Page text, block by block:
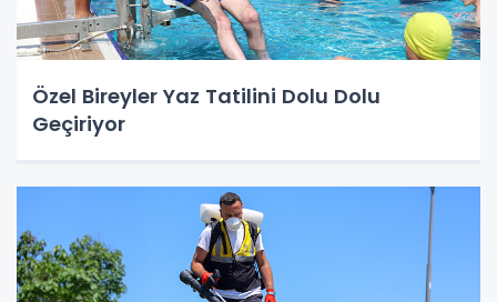
Özel Bireyler Yaz Tatilini Dolu Dolu
Geçiriyor